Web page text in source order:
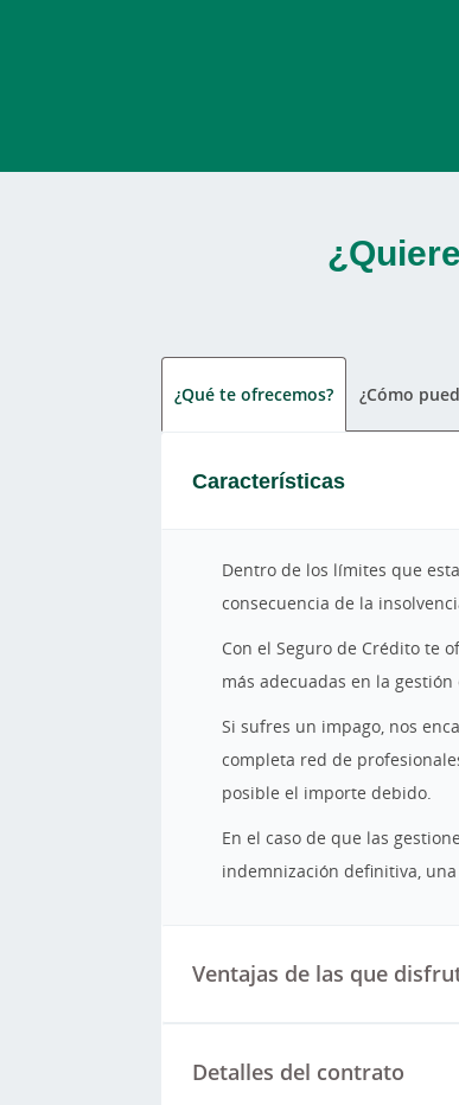
¿Qué te ofrecemos? ¿Cómo
Características
Dentro de los límites que
consecuencia de la
Con el Seguro de Crédito te
más adecuadas en la
Si sufres un impago, nos
completa red de
posible el importe debido.
En el caso de que las
indemnización definitiva,
Ventajas de las que
Detalles del contrato